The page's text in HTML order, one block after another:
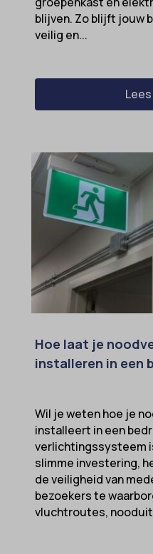
blijven. Zo blijft jouw
veilig en...
Hoe laat je
installeren in een
Wil je weten hoe je
installeert in een
verlichtingssysteem
slimme investering,
de veiligheid van
bezoekers te
vluchtroutes,